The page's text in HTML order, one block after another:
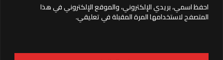
احفظ اسمي، بريدي الإلكتروني، والموقع الإلكتروني في هذا
المتصفح لاستخدامها المرة المقبلة في تعليقي.